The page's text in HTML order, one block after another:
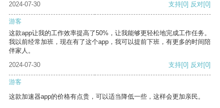
2024-07-30 支持[0] 反对[0]
游客
这款app让我的工作效率提高了50%，让我能够更轻松地完成工作任务。
我以前经常加班，现在有了这个app，我可以提前下班，有更多的时间陪
伴家人。
2024-07-30
支持[0] 反对[0]
游客
这款加速器app的价格有点贵，可以适当降低一些，这样会更加亲民。